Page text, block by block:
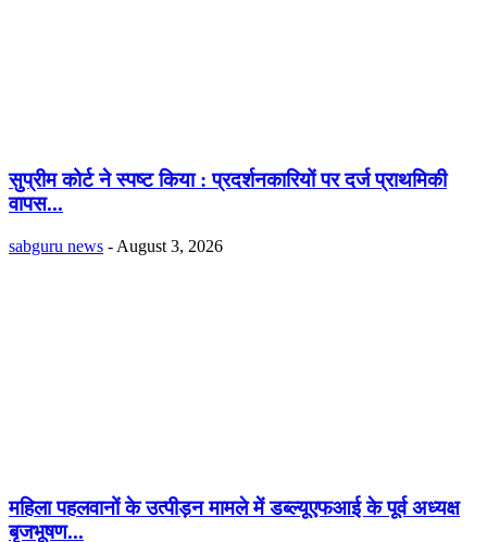
सुप्रीम कोर्ट ने स्पष्ट किया : प्रदर्शनकारियों पर दर्ज प्राथमिकी
वापस...
sabguru news - August 3, 2026
महिला पहलवानों के उत्पीड़न मामले में डब्ल्यूएफआई के पूर्व अध्यक्ष
बृजभूषण...